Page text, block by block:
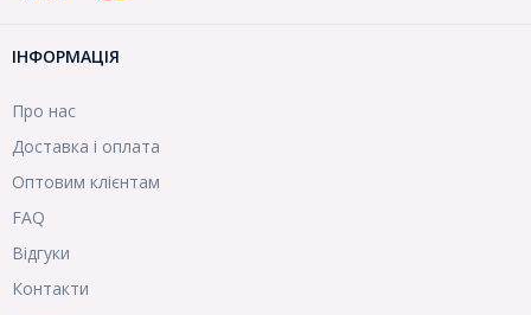
ІНФОРМАЦІЯ
Про нас
Доставка і оплата
Оптовим клієнтам
FAQ
Відгуки
Контакти